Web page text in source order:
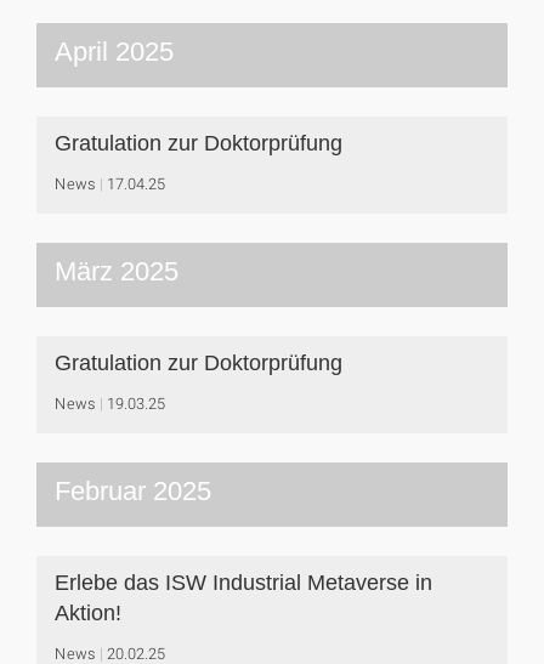
April 2025
Gratulation zur Doktorprüfung
News 17.04.25
März 2025
Gratulation zur Doktorprüfung
News 19.03.25
Februar 2025
Erlebe das ISW Industrial Metaverse in
Aktion!
News 20.02.25